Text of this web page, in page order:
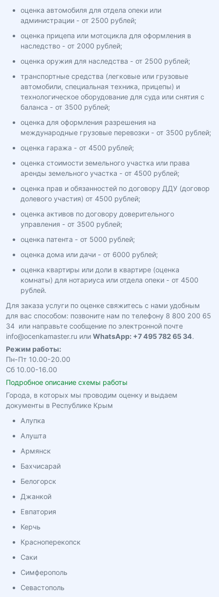
оценка автомобиля для отдела опеки или
администрации - от 2500 рублей;
оценка прицепа или мотоцикла для оформления в
наследство - от 2000 рублей;
оценка оружия для наследства - от 2500 рублей;
транспортные средства (легковые или грузовые
автомобили, специальная техника, прицепы) и
технологическое оборудование для суда или снятия с
баланса - от 3500 рублей;
оценка для оформления разрешения на
международные грузовые перевозки - от 3500 рублей;
оценка гаража - от 4500 рублей;
оценка стоимости земельного участка или права
аренды земельного участка - от 4500 рублей;
оценка прав и обязанностей по договору ДДУ (договор
долевого участия) от 4500 рублей;
оценка активов по договору доверительного
управления - от 3500 рублей;
оценка патента - от 5000 рублей;
оценка дома или дачи - от 6000 рублей;
оценка квартиры или доли в квартире (оценка
комнаты) для нотариуса или отдела опеки - от 4500
рублей.
Для заказа услуги по оценке свяжитесь с нами удобным
для вас способом: позвоните нам по телефону 8 800 200 65
34 или направьте сообщение по электронной почте
info@ocenkamaster.ru или WhatsApp: +7 495 782 65 34.
Режим работы:
Пн-Пт 10.00-20.00
Сб 10.00-16.00
Подробное описание схемы работы
Города, в которых мы проводим оценку и выдаем
документы в Республике Крым
Алупка
Алушта
Армянск
Бахчисарай
Белогорск
Джанкой
Евпатория
Керчь
Красноперекопск
Саки
Симферополь
Севастополь